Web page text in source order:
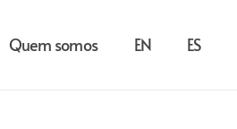
Quem somos EN ES